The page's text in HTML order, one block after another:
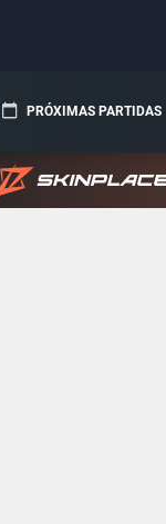
PRÓXIMAS PARTIDAS